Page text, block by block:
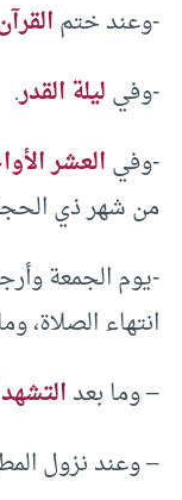
-وعند ختم
-وفيليلة القدر.
-وفيالعشر
من شهر ذي
-يوم الجمعة
انتهاء الصلاة،
– وما بعد
– وعند نزول